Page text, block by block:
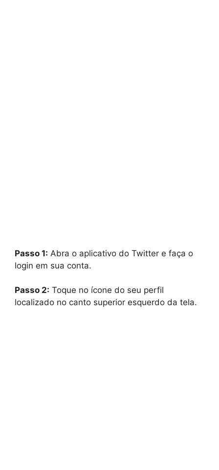
Passo 1: Abra o aplicativo do Twitter e faça o
login em sua conta.
Passo 2: Toque no ícone do seu perfil
localizado no canto superior esquerdo da tela.